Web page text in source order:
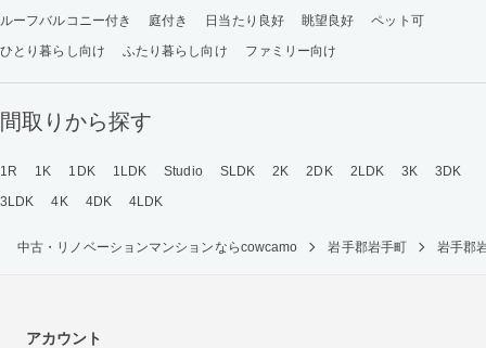
ルーフバルコニー付き 庭付き 日当たり良好 眺望良好
ペット可
ひとり暮らし向け
ふたり暮らし向け ファミリー向け
間取りから探す
1R 1K 1DK 1LDK Studio SLDK 2K 2DK 2LDK 3K
3DK
3LDK
4K 4DK 4LDK
中古・リノベーションマンションならcowcamo 岩手郡岩手町 岩手郡
アカウント